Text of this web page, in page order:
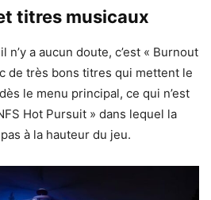
titres musicaux
n’y a aucun doute, c’est « Burnout
de très bons titres qui mettent le
le menu principal, ce qui n’est
Hot Pursuit » dans lequel la
à la hauteur du jeu.